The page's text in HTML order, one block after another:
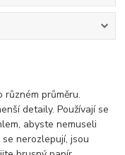
průměru.
detaily. Používají se
abyste nemuseli
nerozlepují, jsou